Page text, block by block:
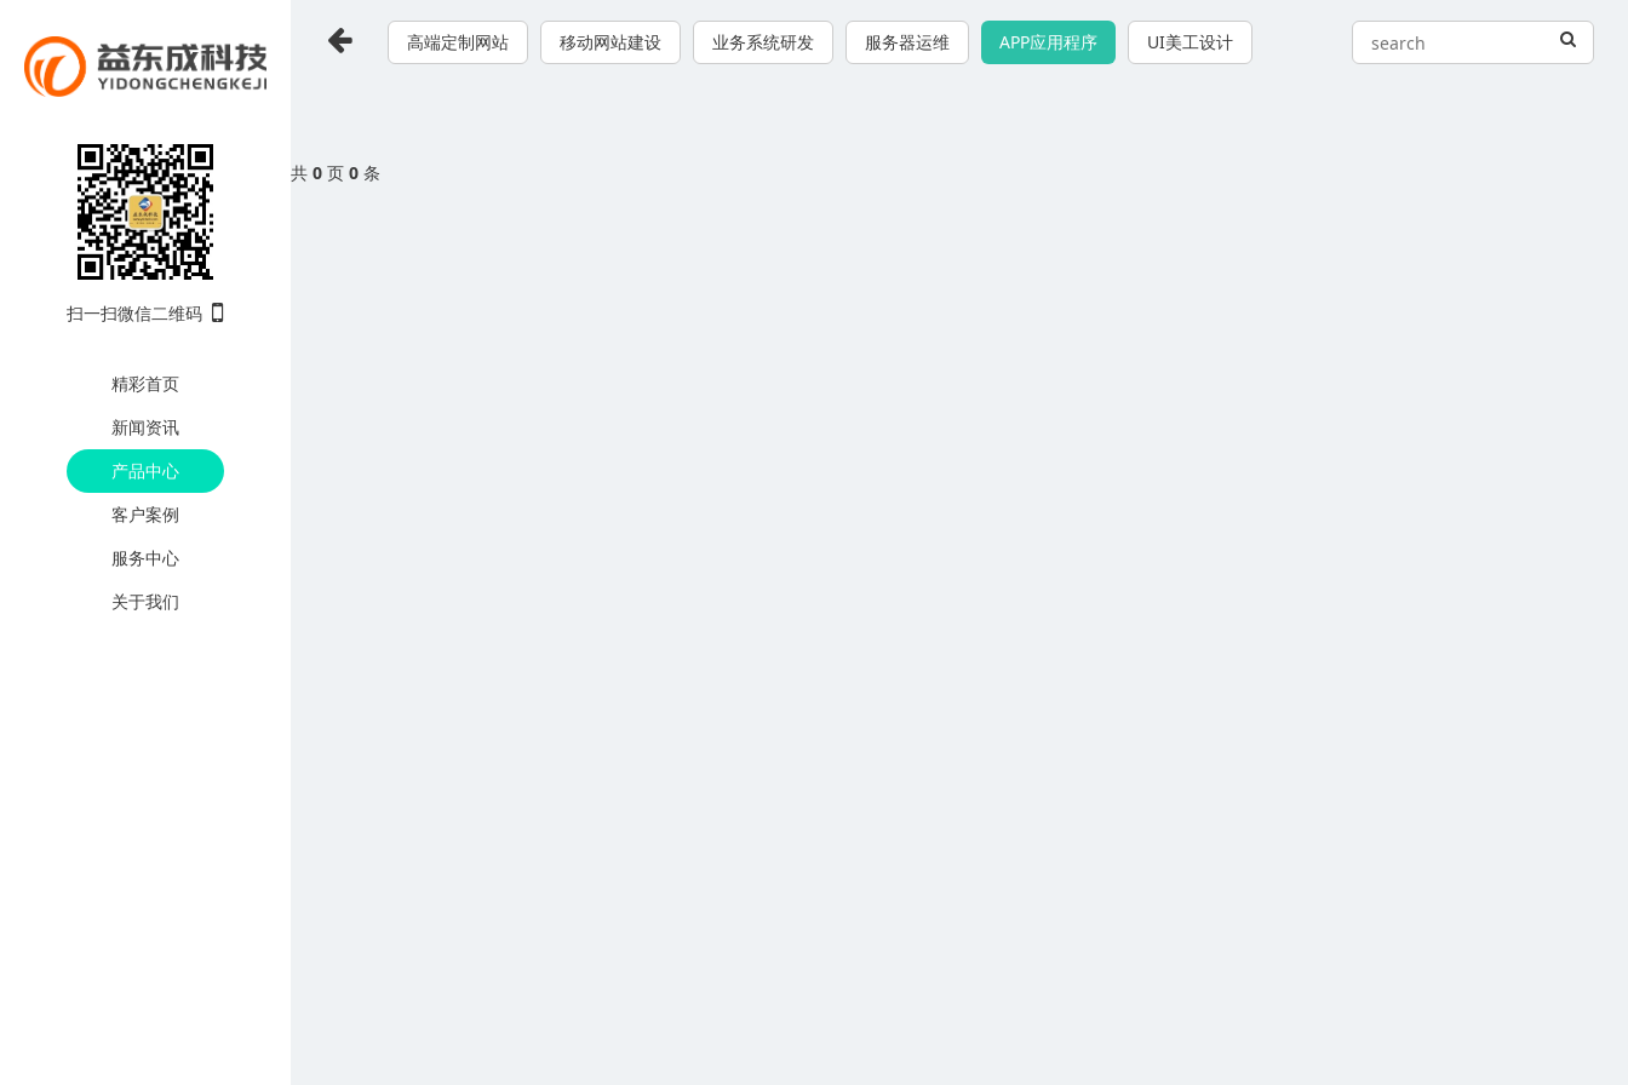
扫一扫微信二维码
精彩首页
新闻资讯
产品中心
客户案例
服务中心
关于我们
高端定制网站 移动网站建设 业务系统研发 服务器运维 APP应用程序 UI美工设计
共 0 页 0 条